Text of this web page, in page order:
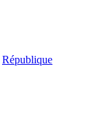
République